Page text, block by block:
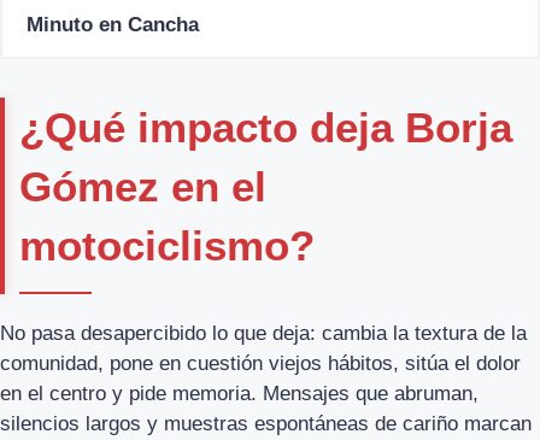
Minuto en Cancha
¿Qué impacto deja Borja
Gómez en el
motociclismo?
No pasa desapercibido lo que deja: cambia la textura de la
comunidad, pone en cuestión viejos hábitos, sitúa el dolor
en el centro y pide memoria. Mensajes que abruman,
silencios largos y muestras espontáneas de cariño marcan